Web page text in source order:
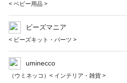
< ベビー用品 >
ビーズマニア
< ビーズキット・パーツ >
uminecco
（ウミネッコ）< インテリア・雑貨 >